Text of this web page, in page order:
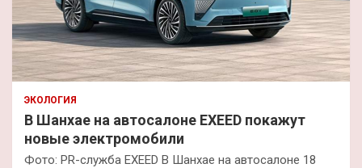
ЭКОЛОГИЯ
В Шанхае на автосалоне EXEED покажут
новые электромобили
Фото: PR-служба EXEED В Шанхае на автосалоне 18